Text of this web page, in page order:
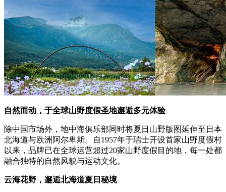
自然而动，于全球山野度假圣地邂逅多元体验
除中国市场外，地中海俱乐部同时将夏日山野版图延伸至日本
北海道与欧洲阿尔卑斯。自1957年于瑞士开设首家山野度假村
以来，品牌已在全球运营超过20家山野度假目的地，每一处都
融合独特的自然风貌与运动文化。
云海花野，邂逅北海道夏日秘境